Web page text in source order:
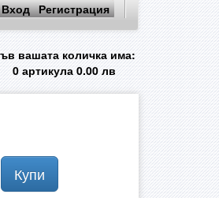
Вход Регистрация
вашата количка има:
0артикула0.00лв
Купи